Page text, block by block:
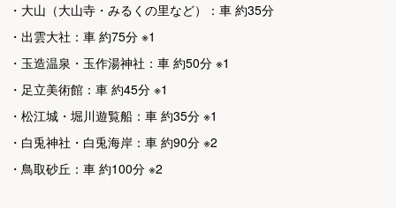
・大山（大山寺・みるくの里など）：車 約35分
・出雲大社：車 約75分 ※1
・玉造温泉・玉作湯神社：車 約50分 ※1
・足立美術館：車 約45分 ※1
・松江城・堀川遊覧船：車 約35分 ※1
・白兎神社・白兎海岸：車 約90分 ※2
・鳥取砂丘：車 約100分 ※2